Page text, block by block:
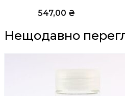
547,00 ₴
Нещодавно